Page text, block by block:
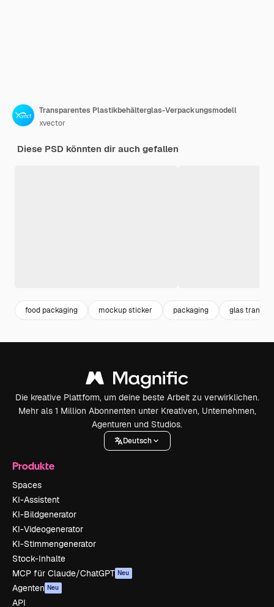
Transparentes Plastikbehälterglas-Verpackungsmodell
xvector
Diese PSD könnten dir auch gefallen
food packaging mockup sticker packaging glas
Die kreative Plattform, um deine beste Arbeit zu verwirklichen.
Mehr als 1 Million Abonnenten unter Kreativen, Unternehmen,
Agenturen und Studios.
Deutsch
Produkte
Spaces
KI-Assistent
KI-Bildgenerator
KI-Videogenerator
KI-Stimmengenerator
Stock-Inhalte
MCP für Claude/ChatGPT Neu
Agenten Neu
API